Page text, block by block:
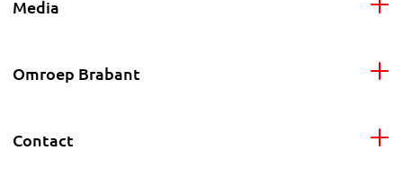
Media
Omroep Brabant
Contact